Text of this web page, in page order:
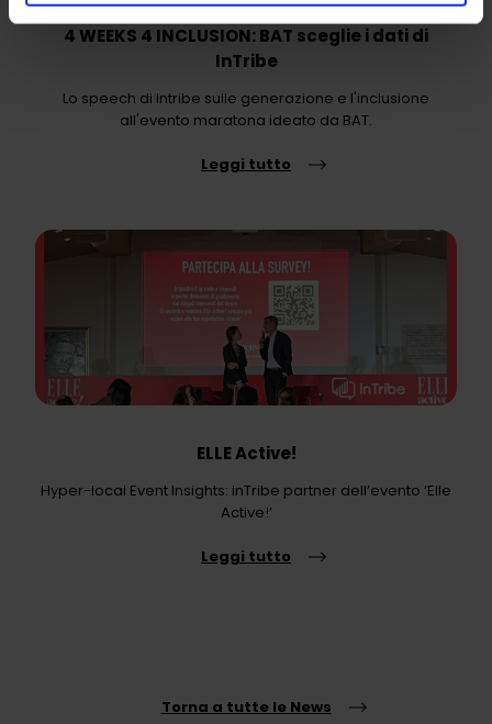
4 WEEKS 4 INCLUSION: BAT sceglie i dati di
InTribe
Lo speech di Intribe sulle generazione e l'inclusione
all'evento maratona ideato da BAT.
Leggi tutto
ELLE Active!
Hyper-local Event Insights: InTribe partner dell’evento ‘Elle
Active!’
Leggi tutto
Torna a tutte le News